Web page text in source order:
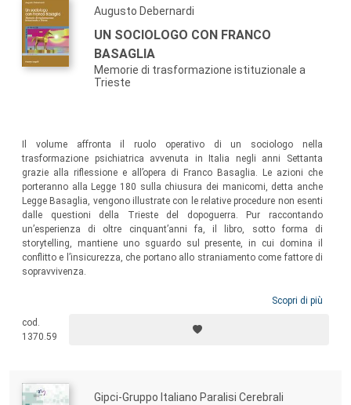
Augusto Debernardi
UN SOCIOLOGO CON FRANCO
BASAGLIA
Memorie di trasformazione istituzionale a
Trieste
Il volume affronta il ruolo operativo di un sociologo nella
trasformazione psichiatrica avvenuta in Italia negli anni Settanta
grazie alla riflessione e all’opera di Franco Basaglia. Le azioni che
porteranno alla Legge 180 sulla chiusura dei manicomi, detta anche
Legge Basaglia, vengono illustrate con le relative procedure non esenti
dalle questioni della Trieste del dopoguerra. Pur raccontando
un’esperienza di oltre cinquant’anni fa, il libro, sotto forma di
storytelling, mantiene uno sguardo sul presente, in cui domina il
conflitto e l’insicurezza, che portano allo straniamento come fattore di
sopravvivenza.
Scopri di più
cod.
1370.59
Gipci-Gruppo Italiano Paralisi Cerebrali